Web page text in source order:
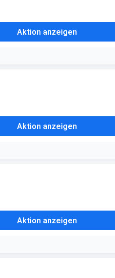
Aktion anzeigen
Aktion anzeigen
Aktion anzeigen